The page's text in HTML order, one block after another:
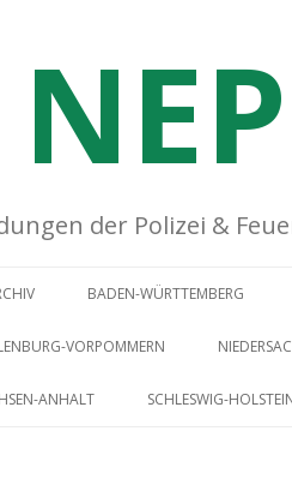
der Polizei &
BADEN-WÜRTTEMBERG
VORPOMMERN
ANHALT SCHLESWIG-